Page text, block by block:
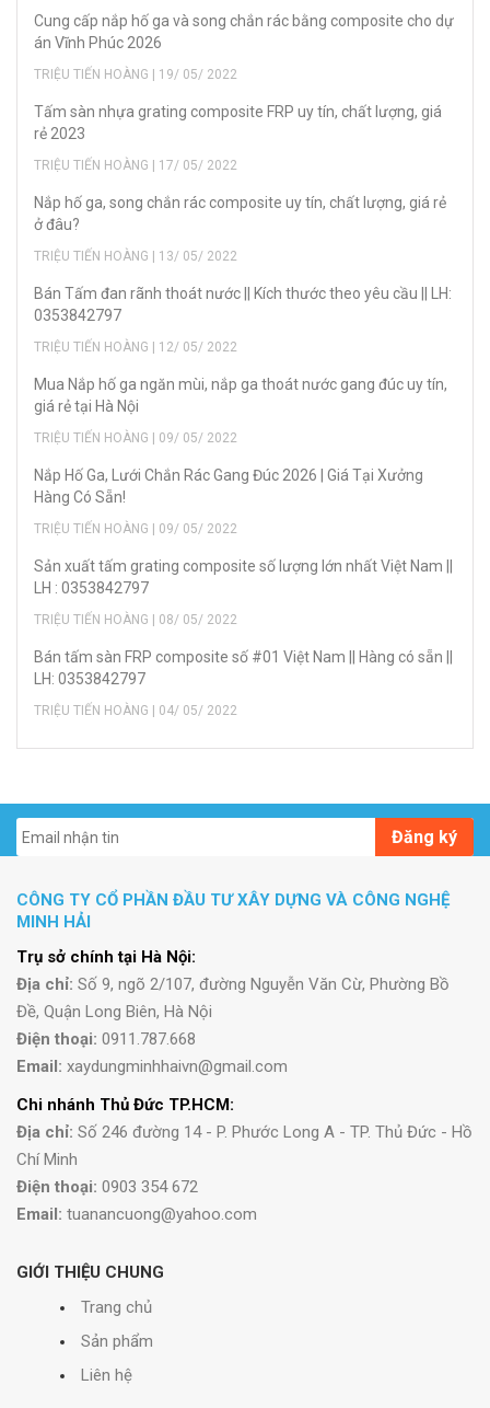
Cung cấp nắp hố ga và song chắn rác bằng composite cho dự
án Vĩnh Phúc 2026
TRIỆU TIẾN HOÀNG | 19/ 05/ 2022
Tấm sàn nhựa grating composite FRP uy tín, chất lượng, giá
rẻ 2023
TRIỆU TIẾN HOÀNG | 17/ 05/ 2022
Nắp hố ga, song chắn rác composite uy tín, chất lượng, giá rẻ
ở đâu?
TRIỆU TIẾN HOÀNG | 13/ 05/ 2022
Bán Tấm đan rãnh thoát nước || Kích thước theo yêu cầu || LH:
0353842797
TRIỆU TIẾN HOÀNG | 12/ 05/ 2022
Mua Nắp hố ga ngăn mùi, nắp ga thoát nước gang đúc uy tín,
giá rẻ tại Hà Nội
TRIỆU TIẾN HOÀNG | 09/ 05/ 2022
Nắp Hố Ga, Lưới Chắn Rác Gang Đúc 2026 | Giá Tại Xưởng
Hàng Có Sẵn!
TRIỆU TIẾN HOÀNG | 09/ 05/ 2022
Sản xuất tấm grating composite số lượng lớn nhất Việt Nam ||
LH : 0353842797
TRIỆU TIẾN HOÀNG | 08/ 05/ 2022
Bán tấm sàn FRP composite số #01 Việt Nam || Hàng có sẵn ||
LH: 0353842797
TRIỆU TIẾN HOÀNG | 04/ 05/ 2022
Đăng ký
CÔNG TY CỔ PHẦN ĐẦU TƯ XÂY DỰNG VÀ CÔNG NGHỆ
MINH HẢI
Trụ sở chính tại Hà Nội:
Địa chỉ: Số 9, ngõ 2/107, đường Nguyễn Văn Cừ, Phường Bồ
Đề, Quận Long Biên, Hà Nội
Điện thoại: 0911.787.668
Email: xaydungminhhaivn@gmail.com
Chi nhánh Thủ Đức TP.HCM:
Địa chỉ: Số 246 đường 14 - P. Phước Long A - TP. Thủ Đức - Hồ
Chí Minh
Điện thoại: 0903 354 672
Email: tuanancuong@yahoo.com
GIỚI THIỆU CHUNG
Trang chủ
Sản phẩm
Liên hệ